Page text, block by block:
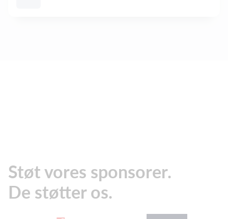
Støt vores sponsorer.
De støtter os.